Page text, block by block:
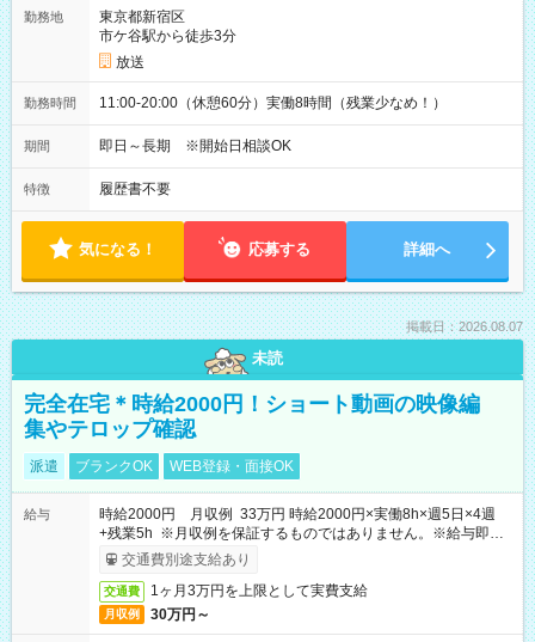
勤務地
東京都新宿区
市ケ谷駅から徒歩3分
放送
勤務時間 11:00-20:00（休憩60分）実働8時間（残業少なめ！）
期間 即日～長期 ※開始日相談OK
特徴 履歴書不要
気になる！ 応募する 詳細へ
掲載日：2026.08.07
未読
完全在宅＊時給2000円！ショート動画の映像編
集やテロップ確認
派遣 ブランクOK WEB登録・面接OK
給与
時給2000円 月収例 33万円 時給2000円×実働8h×週5日×4週
+残業5h ※月収例を保証するものではありません。※給与即受
取りサービス利用可（利用条件有）
交通費別途支給あり
交通費 1ヶ月3万円を上限として実費支給
月収例 30万円～